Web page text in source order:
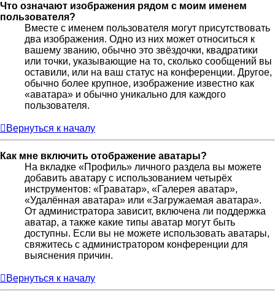
Что означают изображения рядом с моим именем
пользователя?
Вместе с именем пользователя могут присутствовать
два изображения. Одно из них может относиться к
вашему званию, обычно это звёздочки, квадратики
или точки, указывающие на то, сколько сообщений вы
оставили, или на ваш статус на конференции. Другое,
обычно более крупное, изображение известно как
«аватара» и обычно уникально для каждого
пользователя.
Вернуться к началу
Как мне включить отображение аватары?
На вкладке «Профиль» личного раздела вы можете
добавить аватару с использованием четырёх
инструментов: «Граватар», «Галерея аватар»,
«Удалённая аватара» или «Загружаемая аватара».
От администратора зависит, включена ли поддержка
аватар, а также какие типы аватар могут быть
доступны. Если вы не можете использовать аватары,
свяжитесь с администратором конференции для
выяснения причин.
Вернуться к началу